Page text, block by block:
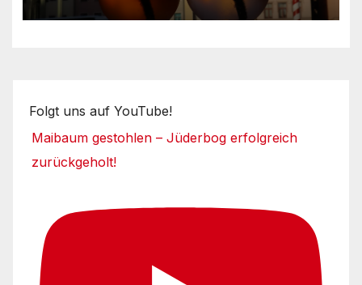
Folgt uns auf YouTube!
Maibaum gestohlen – Jüderbog erfolgreich
zurückgeholt!